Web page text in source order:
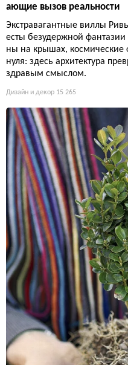
ающие вызов реальности
Экстравагантные виллы
есты безудержной
ны на крышах,
нуля: здесь архитектура
здравым смыслом.
Дизайн и декор 15 265